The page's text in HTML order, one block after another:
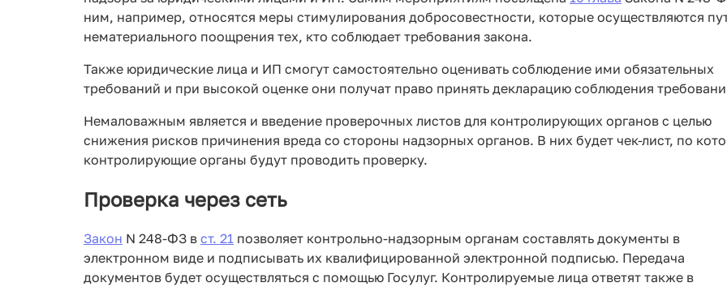
ним, например, относятся меры стимулирования добросовестности, которые осуществляются
нематериального поощрения тех, кто соблюдает требования закона.
Также юридические лица и ИП смогут самостоятельно оценивать соблюдение ими обязательных
требований и при высокой оценке они получат право принять декларацию соблюдения
Немаловажным является и введение проверочных листов для контролирующих органов с целью
снижения рисков причинения вреда со стороны надзорных органов. В них будет чек-лист, по
контролирующие органы будут проводить проверку.
Проверка через сеть
Закон N 248-ФЗ в ст. 21 позволяет контрольно-надзорным органам составлять документы в
электронном виде и подписывать их квалифицированной электронной подписью. Передача
документов будет осуществляться с помощью Госулуг. Контролируемые лица ответят также в